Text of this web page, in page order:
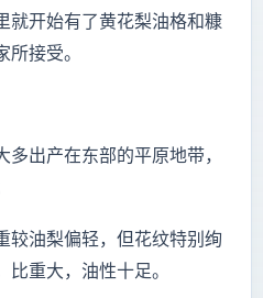
就开始有了黄花梨油格和糠
接受。
出产在东部的平原地带，
较油梨偏轻，但花纹特别绚
重大，油性十足。